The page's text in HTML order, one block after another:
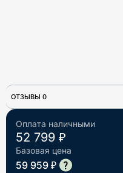
Оплата наличными
52 799 ₽
Базовая цена
59 959 ₽
ОТЗЫВЫ 0